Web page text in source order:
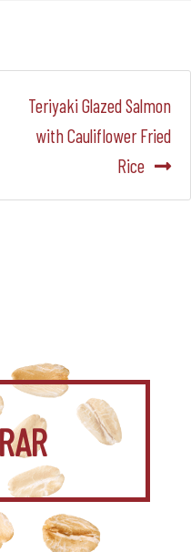
Siguiente:
Teriyaki Glazed Salmon
with Cauliflower Fried
Rice